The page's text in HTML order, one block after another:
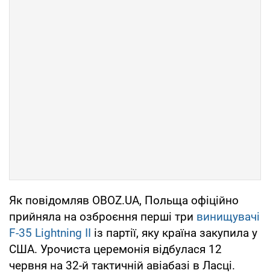
Як повідомляв OBOZ.UA, Польща офіційно
прийняла на озброєння перші три винищувачі
F-35 Lightning II із партії, яку країна закупила у
США. Урочиста церемонія відбулася 12
червня на 32-й тактичній авіабазі в Ласці.